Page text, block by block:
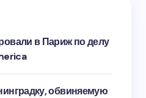
в Париж по делу
обвиняемую